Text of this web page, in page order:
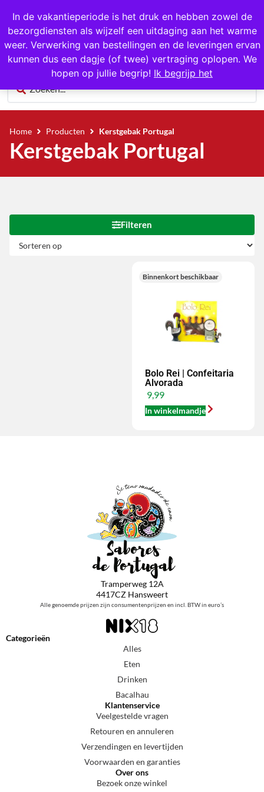
In de vakantieperiode is het druk en hebben zowel de
bezorgdiensten als wijzelf een uitdaging aan het warme
weer. Verwerking van bestellingen en de leveringen ervan
kunnen dus een dagje (of twee) vertraging oplopen. We
hopen op jullie begrip! Ik begrijp het
Gratis op te halen in Hansweert
0
Home Producten Kerstgebak Portugal
Kerstgebak Portugal
Filteren
Binnenkort beschikbaar
Bolo Rei | Confeitaria
Alvorada
9,99
In winkelmandje
Tramperweg 12A
4417CZ Hansweert
Alle genoemde prijzen zijn consumentenprijzen en incl. BTW in euro’s
Categorieën
Alles
Eten
Drinken
Bacalhau
Klantenservice
Veelgestelde vragen
Retouren en annuleren
Verzendingen en levertijden
Voorwaarden en garanties
Over ons
Bezoek onze winkel